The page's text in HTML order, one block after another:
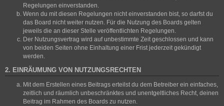
Regelungen einverstanden.
Wenn du mit diesen Regelungen nicht einverstanden bist, so darfst du
das Board nicht weiter nutzen. Für die Nutzung des Boards gelten
jeweils die an dieser Stelle veröffentlichten Regelungen.
Der Nutzungsvertrag wird auf unbestimmte Zeit geschlossen und kann
von beiden Seiten ohne Einhaltung einer Frist jederzeit gekündigt
werden.
2. EINRÄUMUNG VON NUTZUNGSRECHTEN
Mit dem Erstellen eines Beitrags erteilst du dem Betreiber ein einfaches,
zeitlich und räumlich unbeschränktes und unentgeltliches Recht, deinen
Beitrag im Rahmen des Boards zu nutzen.